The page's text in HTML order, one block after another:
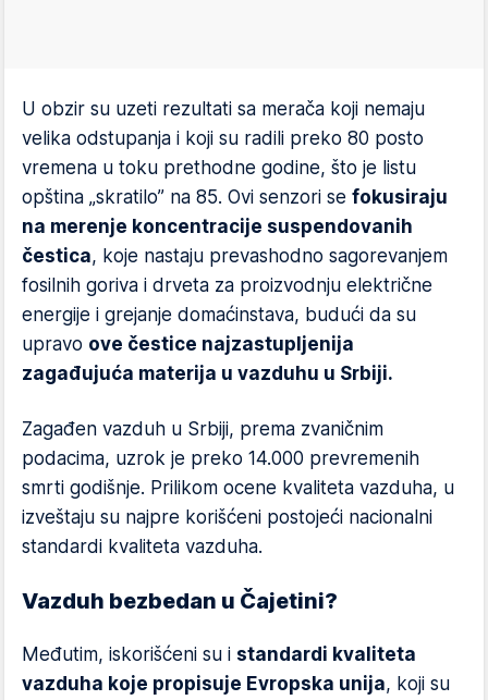
U obzir su uzeti rezultati sa merača koji nemaju
velika odstupanja i koji su radili preko 80 posto
vremena u toku prethodne godine, što je listu
opština „skratilo” na 85. Ovi senzori se fokusiraju
na merenje koncentracije suspendovanih
čestica, koje nastaju prevashodno sagorevanjem
fosilnih goriva i drveta za proizvodnju električne
energije i grejanje domaćinstava, budući da su
upravo ove čestice najzastupljenija
zagađujuća materija u vazduhu u Srbiji.
Zagađen vazduh u Srbiji, prema zvaničnim
podacima, uzrok je preko 14.000 prevremenih
smrti godišnje. Prilikom ocene kvaliteta vazduha, u
izveštaju su najpre korišćeni postojeći nacionalni
standardi kvaliteta vazduha.
Vazduh bezbedan u Čajetini?
Međutim, iskorišćeni su i standardi kvaliteta
vazduha koje propisuje Evropska unija, koji su